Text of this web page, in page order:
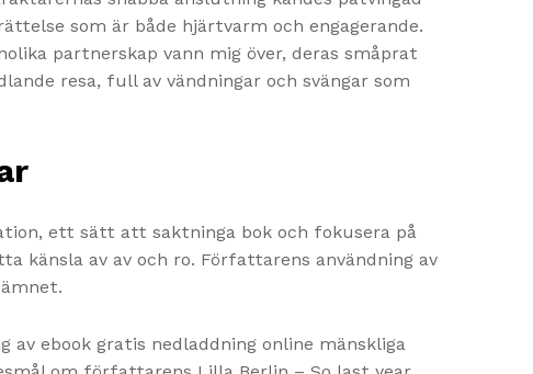
som är både hjärtvarm och engagerande.
partnerskap vann mig över, deras småprat
resa, full av vändningar och svängar som
ett sätt att saktninga bok och fokusera på
känsla av av och ro. Författarens användning av
ebook gratis nedladdning online mänskliga